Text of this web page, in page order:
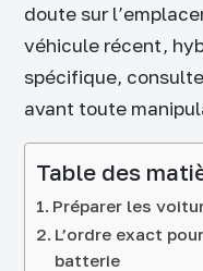
doute sur
véhicule récent,
spécifique,
avant toute
Table des
Préparer les
L’ordre exact
batterie